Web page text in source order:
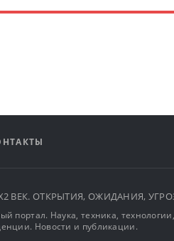
ВЕК. ОТКРЫТИЯ, ОЖИДАНИЯ,
портал. Наука, техника,
Новости и публикации.